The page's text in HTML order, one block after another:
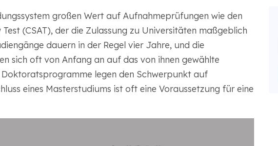
großen Wert auf Aufnahmeprüfungen wie den
(CSAT), der die Zulassung zu Universitäten maßgeblich
dauern in der Regel vier Jahre, und die
sich oft von Anfang an auf das von ihnen gewählte
legen den Schwerpunkt auf
eines Masterstudiums ist oft eine Voraussetzung für eine